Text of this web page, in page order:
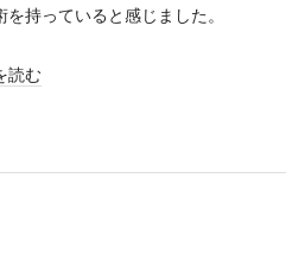
持っていると感じました。
読む